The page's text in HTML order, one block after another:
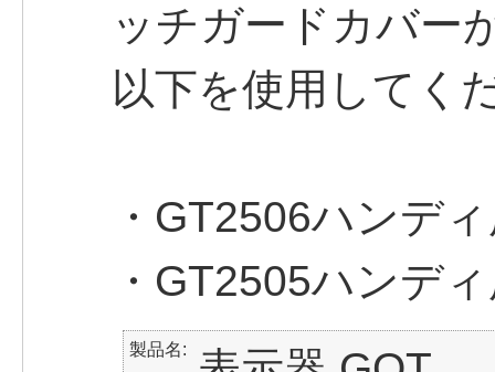
ッチガードカバー
以下を使用してく
・GT2506ハンデ
・GT2505ハンデ
製品名